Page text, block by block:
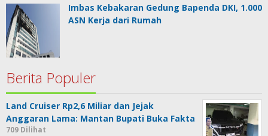
Imbas Kebakaran Gedung Bapenda DKI, 1.000
ASN Kerja dari Rumah
Berita Populer
Land Cruiser Rp2,6 Miliar dan Jejak
Anggaran Lama: Mantan Bupati Buka Fakta
709 Dilihat